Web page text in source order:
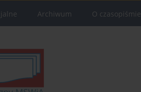
Archiwum O czasopiśmie